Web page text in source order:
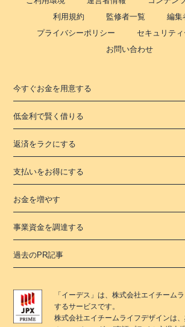
利用規約
監修者一覧
編集
プライバシーポリシー
セキュリテ
お問い合わせ
今すぐお金を用意する
低金利で賢く借りる
返済をラクにする
支払いをお得にする
お金を増やす
事業資金を調達する
過去のPR記事
「 イーデス 」は、株式会社エイチーム
するサービスです。
株式会社エイチームライフデザインは、